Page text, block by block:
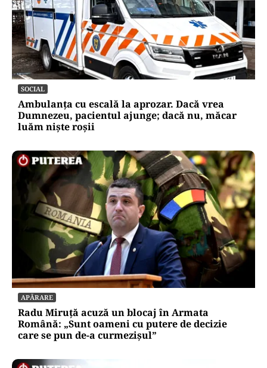
SOCIAL
Ambulanța cu escală la aprozar. Dacă vrea
Dumnezeu, pacientul ajunge; dacă nu, măcar
luăm niște roșii
APĂRARE
Radu Miruță acuză un blocaj în Armata
Română: „Sunt oameni cu putere de decizie
care se pun de-a curmezișul”